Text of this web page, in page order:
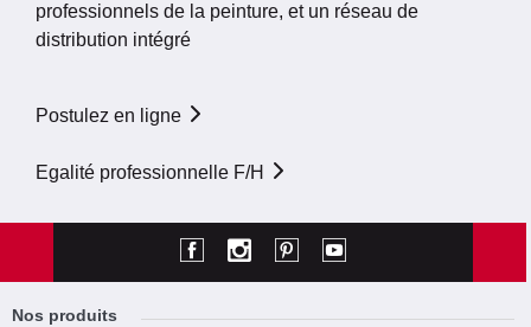
professionnels de la peinture, et un réseau de
distribution intégré
Postulez en ligne
Egalité professionnelle F/H
Nos produits